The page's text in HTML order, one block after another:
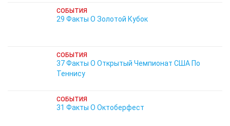
СОБЫТИЯ
29 Факты О Золотой Кубок
СОБЫТИЯ
37 Факты О Открытый Чемпионат США По
Теннису
СОБЫТИЯ
31 Факты О Октоберфест